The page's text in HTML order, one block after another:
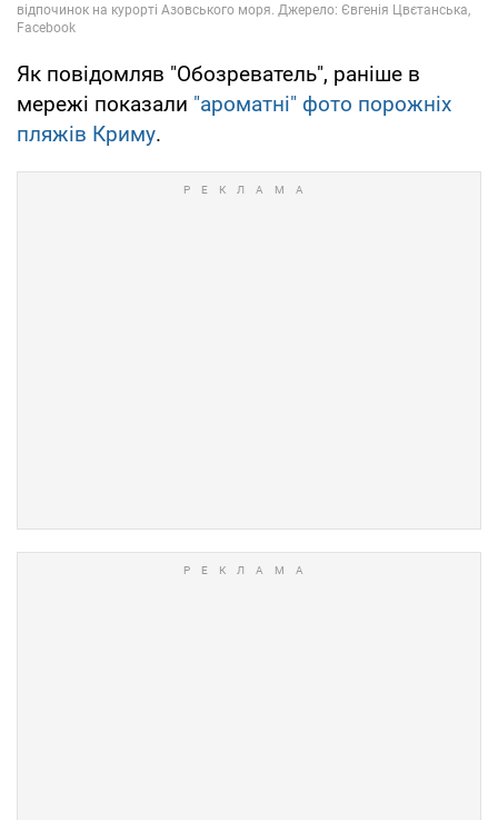
Як повідомляв "Обозреватель", раніше в
мережі показали "ароматні" фото порожніх
пляжів Криму.